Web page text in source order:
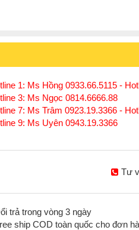
1: Ms Hồng 0933.66.5115 -
3: Ms Ngọc 0814.6666.88
7: Ms Trâm 0923.19.3366 -
9: Ms Uyên 0943.19.3366
Tư
trả trong vòng 3 ngày
ship COD toàn quốc cho đơn